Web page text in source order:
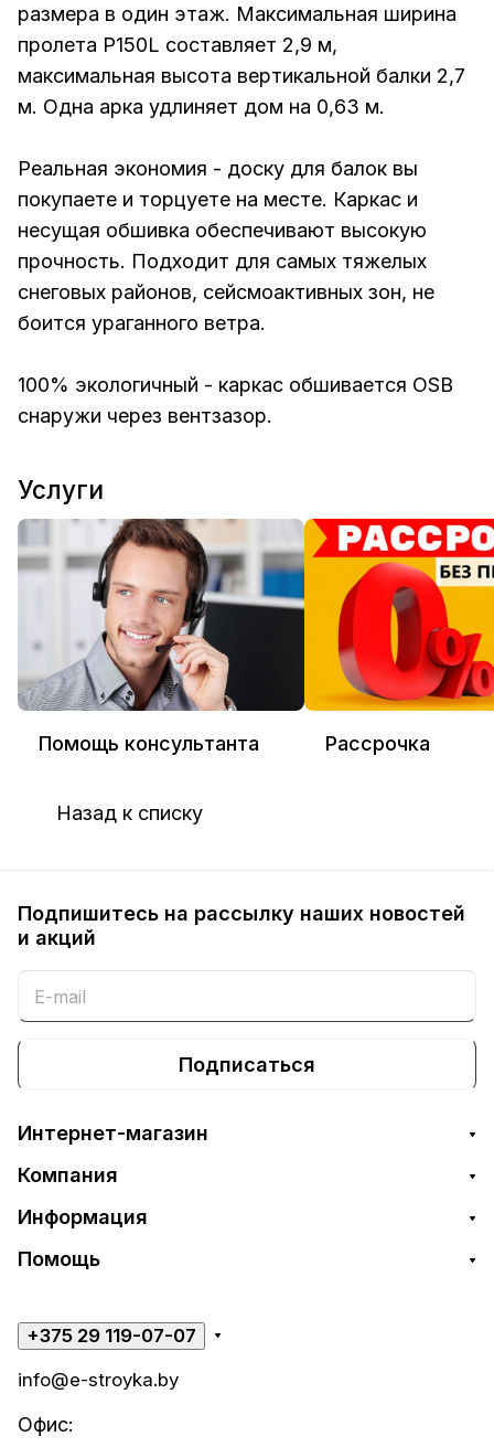
размера в один этаж. Максимальная ширина
пролета P150L составляет 2,9 м,
максимальная высота вертикальной балки 2,7
м. Одна арка удлиняет дом на 0,63 м.
Реальная экономия - доску для балок вы
покупаете и торцуете на месте. Каркас и
несущая обшивка обеспечивают высокую
прочность. Подходит для самых тяжелых
снеговых районов, сейсмоактивных зон, не
боится ураганного ветра.
100% экологичный - каркас обшивается OSB
снаружи через вентзазор.
Услуги
Помощь консультанта Рассрочка
Назад к списку
Подпишитесь на рассылку наших новостей
и акций
Подписаться
Интернет-магазин
Компания
Информация
Помощь
+375 29 119-07-07
info@e-stroyka.by
Офис: